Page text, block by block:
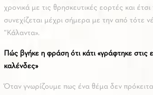
χρονικά με τις θρησκευτικές εορτές και έτσι
συνεχίζεται μέχρι σήμερα με την από τότε
“Κάλαντα».
Πώς βγήκε η φράση ότι κάτι «γράφτηκε στις
καλένδες»
Όταν γνωρίζουμε πως ένα θέμα δεν